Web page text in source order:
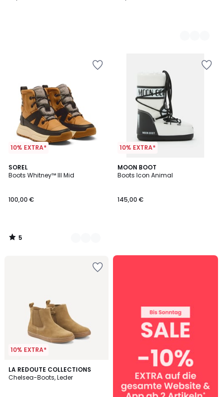
10% EXTRA*
SOREL
Boots Whitney™ III Mid
100,00 €
5
/
2
Farben
5
/
10% EXTRA*
MOON BOOT
Boots Icon Animal
145,00 €
10% EXTRA*
LA REDOUTE COLLECTIONS
Chelsea-Boots, Leder
SALE
Artikeln*